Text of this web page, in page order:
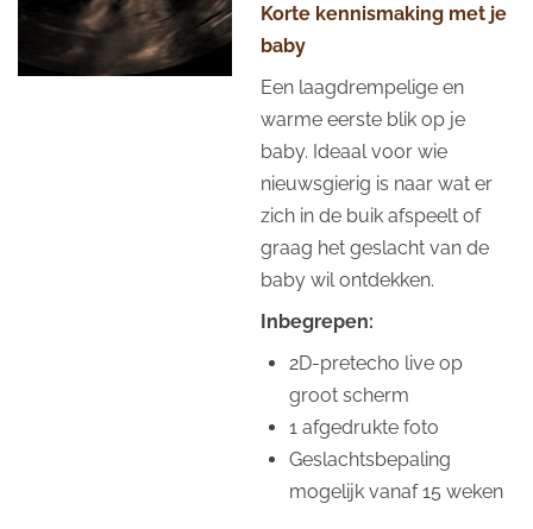
Korte kennismaking met je
baby
Een laagdrempelige en
warme eerste blik op je
baby. Ideaal voor wie
nieuwsgierig is naar wat er
zich in de buik afspeelt of
graag het geslacht van de
baby wil ontdekken.
Inbegrepen:
2D-pretecho live op
groot scherm
1 afgedrukte foto
Geslachtsbepaling
mogelijk vanaf 15 weken